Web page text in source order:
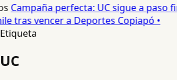
Campaña perfecta: UC sigue a paso
tras vencer a Deportes Copiapó •
Etiqueta
UC